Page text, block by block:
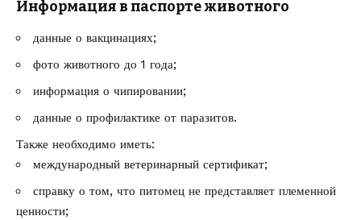
Информация в паспорте животного
данные о вакцинациях;
фото животного до 1 года;
информация о чипировании;
данные о профилактике от паразитов.
Также необходимо иметь:
международный ветеринарный сертификат;
справку о том, что питомец не представляет племенной
ценности;